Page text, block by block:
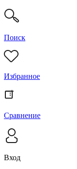
Поиск
Избранное
Сравнение
Вход